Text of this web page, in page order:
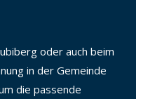
oder auch beim
in der Gemeinde
die passende